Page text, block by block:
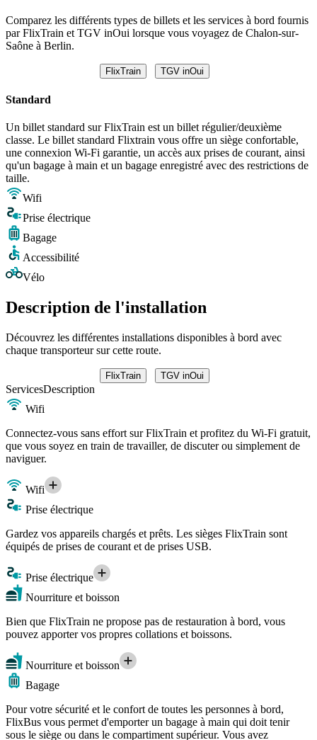
Comparez les différents types de billets et les services à bord fournis
par FlixTrain et TGV inOui lorsque vous voyagez de Chalon-sur-
Saône à Berlin.
FlixTrain TGV inOui
Standard
Un billet standard sur FlixTrain est un billet régulier/deuxième
classe. Le billet standard Flixtrain vous offre un siège confortable,
une connexion Wi-Fi garantie, un accès aux prises de courant, ainsi
qu'un bagage à main et un bagage enregistré avec des restrictions de
taille.
Wifi
Prise électrique
Bagage
Accessibilité
Vélo
Description de l'installation
Découvrez les différentes installations disponibles à bord avec
chaque transporteur sur cette route.
FlixTrain TGV inOui
ServicesDescription
Wifi
Connectez-vous sans effort sur FlixTrain et profitez du Wi-Fi gratuit,
que vous soyez en train de travailler, de discuter ou simplement de
naviguer.
Wifi
Prise électrique
Gardez vos appareils chargés et prêts. Les sièges FlixTrain sont
équipés de prises de courant et de prises USB.
Prise électrique
Nourriture et boisson
Bien que FlixTrain ne propose pas de restauration à bord, vous
pouvez apporter vos propres collations et boissons.
Nourriture et boisson
Bagage
Pour votre sécurité et le confort de toutes les personnes à bord,
FlixBus vous permet d'emporter un bagage à main qui doit tenir
sous le siège ou dans le compartiment supérieur. Vous avez